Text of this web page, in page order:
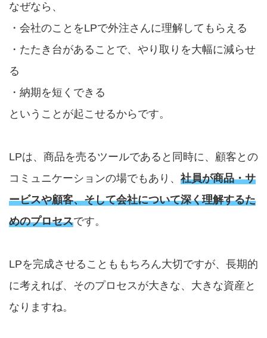
なぜなら、
・会社のことをLPで外注さんに理解してもらえる
・たたき台があることで、やり取りを大幅に減らせ
る
・納期を短くできる
ということが起こせるからです。
LPは、商品を売るツールであると同時に、顧客との
コミュニケーションの場でもあり、 社員が商品・サ
ービスや顧客、そして会社について深く理解するた
めのプロセスです。
LPを完成させることももちろん大切ですが、長期的
に考えれば、そのプロセスが大きな、大きな資産と
なりますね。